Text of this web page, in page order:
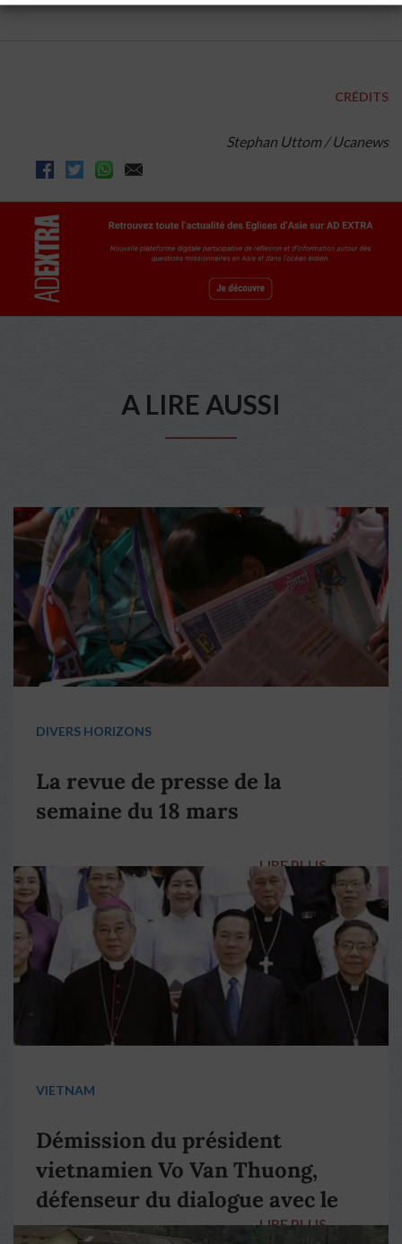
CRÉDITS
Stephan Uttom / Ucanews
A LIRE AUSSI
DIVERS HORIZONS
La revue de presse de la
semaine du 18 mars
LIRE PLUS →
VIETNAM
Démission du président
vietnamien Vo Van Thuong,
défenseur du dialogue avec le
pape François
LIRE PLUS →